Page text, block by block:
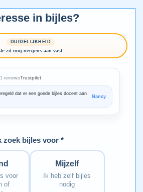
in bijles?
DUIDELIJKHEID
Je zit nog nergens aan vast
reviewsTrustpilot
dat er een goede bijles docent aan
Nancy
zoek bijles voor *
voor
of
Mijzelf
Ik heb zelf bijles
nodig